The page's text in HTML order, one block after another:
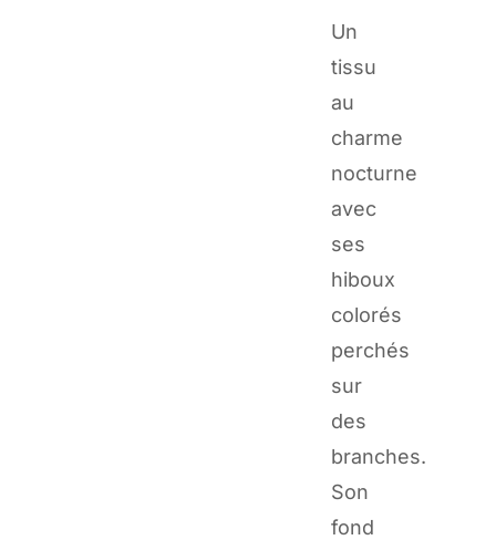
fond
bleu
-
10
cm
Un
tissu
au
charme
nocturne
avec
ses
hiboux
colorés
perchés
sur
des
branches.
Son
fond